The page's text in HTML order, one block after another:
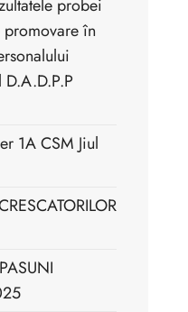
probei
promovare în
1A CSM Jiul